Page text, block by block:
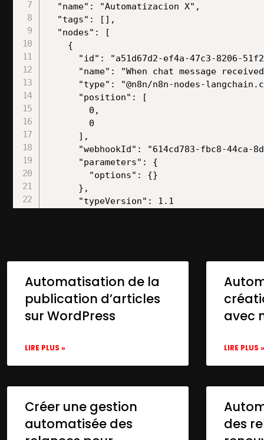
  "name": "Automatizacion X",
  "tags": [],
  "nodes": [
    {
"id": "a51d67d2-ef4a-47c3-8206-
"name": "When chat message
"type": "@n8n/n8n-nodes-
      "position": [
        0,
        0
      ],
"webhookId": "614cd783-fbc8-44ca-
      "parameters": {
        "options": {}
      },
      "typeVersion": 1.1
"type": "@n8n/n8n-nodes-
      "position": [
        200,
        240
      ],
        "model": {
        },
        "options": {}
Automatisation de la
publication d’articles
sur WordPress
LIRE PLUS »
avec
LIRE PLUS »
Créer une gestion
automatisée des
des